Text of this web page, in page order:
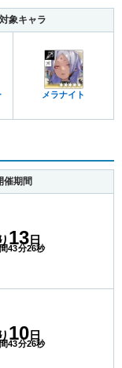
象キャラ
メラナイト
催期間
13 日
43分25秒
10 日
43分25秒